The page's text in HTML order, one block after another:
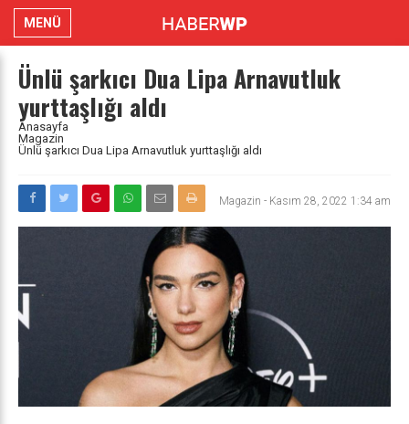
MENÜ
Ünlü şarkıcı Dua Lipa Arnavutluk
yurttaşlığı aldı
Anasayfa
Magazin
Ünlü şarkıcı Dua Lipa Arnavutluk yurttaşlığı aldı
Magazin - Kasım 28, 2022 1:34 am